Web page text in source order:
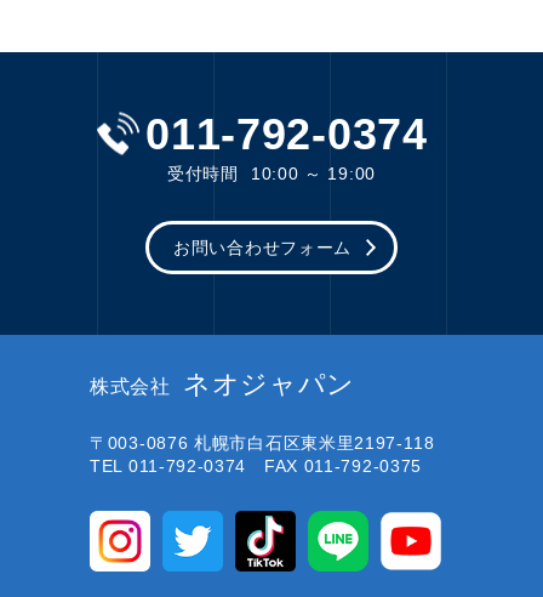
011-792-0374
受付時間 10:00 ～ 19:00
お問い合わせフォーム
株式会社 ネオジャパン
〒003-0876 札幌市白石区東米里2197-118
TEL 011-792-0374 FAX 011-792-0375